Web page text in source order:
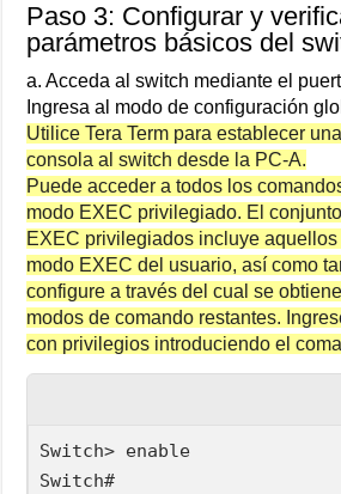
Paso 3: Configurar y
parámetros básicos del
a. Acceda al switch mediante el
Ingresa al modo de configuración
Utilice Tera Term para establecer
consola al switch desde la PC-A.
Puede acceder a todos los
modo EXEC privilegiado. El
EXEC privilegiados incluye aquellos
modo EXEC del usuario, así como
configure a través del cual se
modos de comando restantes.
con privilegios introduciendo el
Switch> enable
Switch#